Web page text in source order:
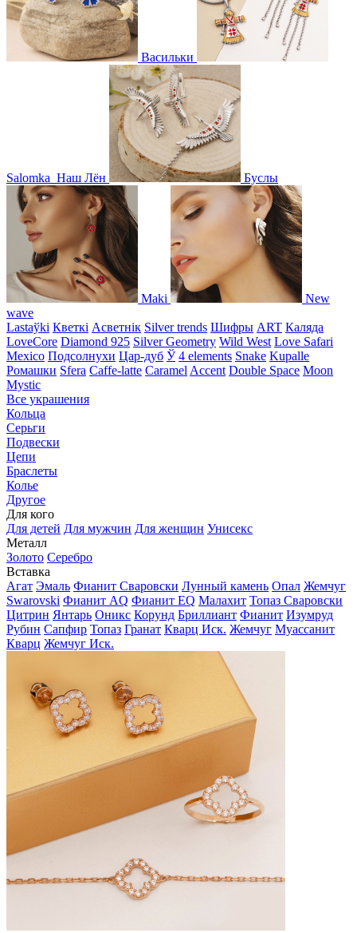
Васильки
Salomka Наш Лён Буслы
Maki
New
wave
Lastaўki Кветкі Асветнiк Silver trends Шифры ART Каляда
LoveCore Diamond 925 Silver Geometry Wild West Love Safari
Mexico Подсолнухи Цар-дуб Ў 4 elements Snake Kupalle
Ромашки Sfera Caffe-latte Caramel Accent Double Space Moon
Mystic
Все украшения
Кольца
Серьги
Подвески
Цепи
Браслеты
Колье
Другое
Для кого
Для детей Для мужчин Для женщин Унисекс
Металл
Золото Серебро
Вставка
Агат Эмаль Фианит Сваровски Лунный камень Опал Жемчуг
Swarovski Фианит AQ Фианит EQ Малахит Топаз Сваровски
Цитрин Янтарь Оникс Корунд Бриллиант Фианит Изумруд
Рубин Сапфир Топаз Гранат Кварц Иск. Жемчуг Муассанит
Кварц Жемчуг Иск.